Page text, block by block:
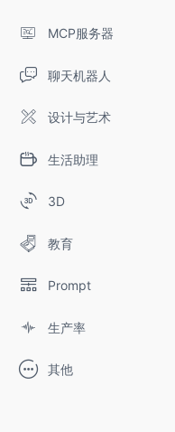
MCP服务器
聊天机器人
设计与艺术
生活助理
3D
教育
Prompt
生产率
其他